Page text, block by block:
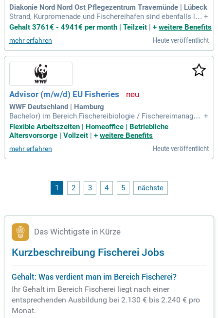
Diakonie Nord Nord Ost Pflegezentrum Travemünde | Lübeck
Strand, Kurpromenade und Fischereihafen sind ebenfalls lei
cht zu erreichen. Mit 100 Einzelzimmern über zwei Ebenen u
nd drei Schwerpunktbereichen bietet die Einrichtung station
äre Pflege für verschiedene Bedürfnisse an.
+
Gehalt 3761€ - 4941€ per month | Teilzeit | + weitere Benefits
mehr erfahren Heute veröffentlicht
Advisor (m/w/d) EU Fisheries
WWF Deutschland | Hamburg
Bachelor) im Bereich Fischereibiologie / Fischereimanagem
ent oder ein vergleichbarer Hochschulabschluss in Verbindu
ng mit einschlägiger Praxiserfahrung; Mind. 5 Jahre Berufser
fahrung im Themenfeld Fischerei, Meeres- und Fischereipoli
tik, politischer Advocacy-Arbeit
+
Flexible Arbeitszeiten | Homeoffice | Betriebliche
Altersvorsorge | Vollzeit | + weitere Benefits
mehr erfahren Heute veröffentlicht
1 2 3 4 5 nächste
Das Wichtigste in Kürze
Kurzbeschreibung Fischerei Jobs
Gehalt: Was verdient man im Bereich Fischerei?
Ihr Gehalt im Bereich Fischerei liegt nach einer
entsprechenden Ausbildung bei 2.130 € bis 2.240 € pro
Monat.